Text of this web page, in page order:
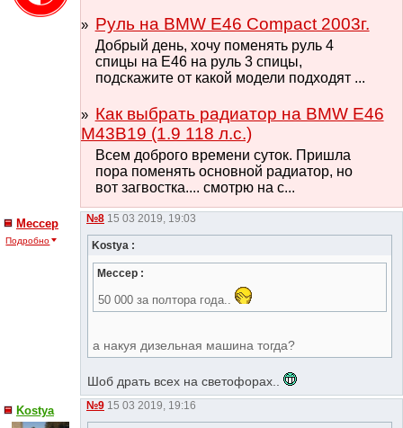
Руль на BMW E46 Compact 2003г.
Добрый день, хочу поменять руль 4
спицы на Е46 на руль 3 спицы,
подскажите от какой модели подходят ...
Как выбрать радиатор на BMW E46
M43B19 (1.9 118 л.с.)
Всем доброго времени суток. Пришла
пора поменять основной радиатор, но
вот загвостка.... смотрю на с...
Мессер
Подробно
№8 15 03 2019, 19:03
Kostya :
Мессер :
50 000 за полтора года..
а накyя дизельная машина тогда?
Шоб драть всех на светофорах..
Kostya №9 15 03 2019, 19:16